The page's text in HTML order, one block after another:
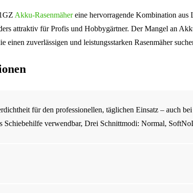
Akku-Rasenmähereine hervorragende Kombination aus
attraktiv für Profis und Hobbygärtner. Der Mangel an
einen zuverlässigen und leistungsstarken Rasenmäher
für den professionellen, täglichen Einsatz – auch
Schiebehilfe verwendbar, Drei Schnittmodi: Normal,